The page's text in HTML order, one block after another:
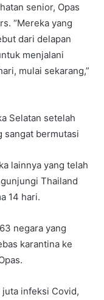
senior, Opas
“Mereka yang
dari delapan
menjalani
mulai sekarang,”
Selatan setelah
sangat bermutasi
lainnya yang telah
Thailand
14 hari.
negara yang
karantina ke
infeksi Covid,